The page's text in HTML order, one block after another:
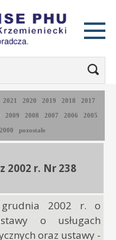
2021 2020 2019 2018 2017
2009 2008 2007 2006 2005
2000 pozostałe
2002 r. Nr 238
2002 r. o
o usługach
oraz ustawy -